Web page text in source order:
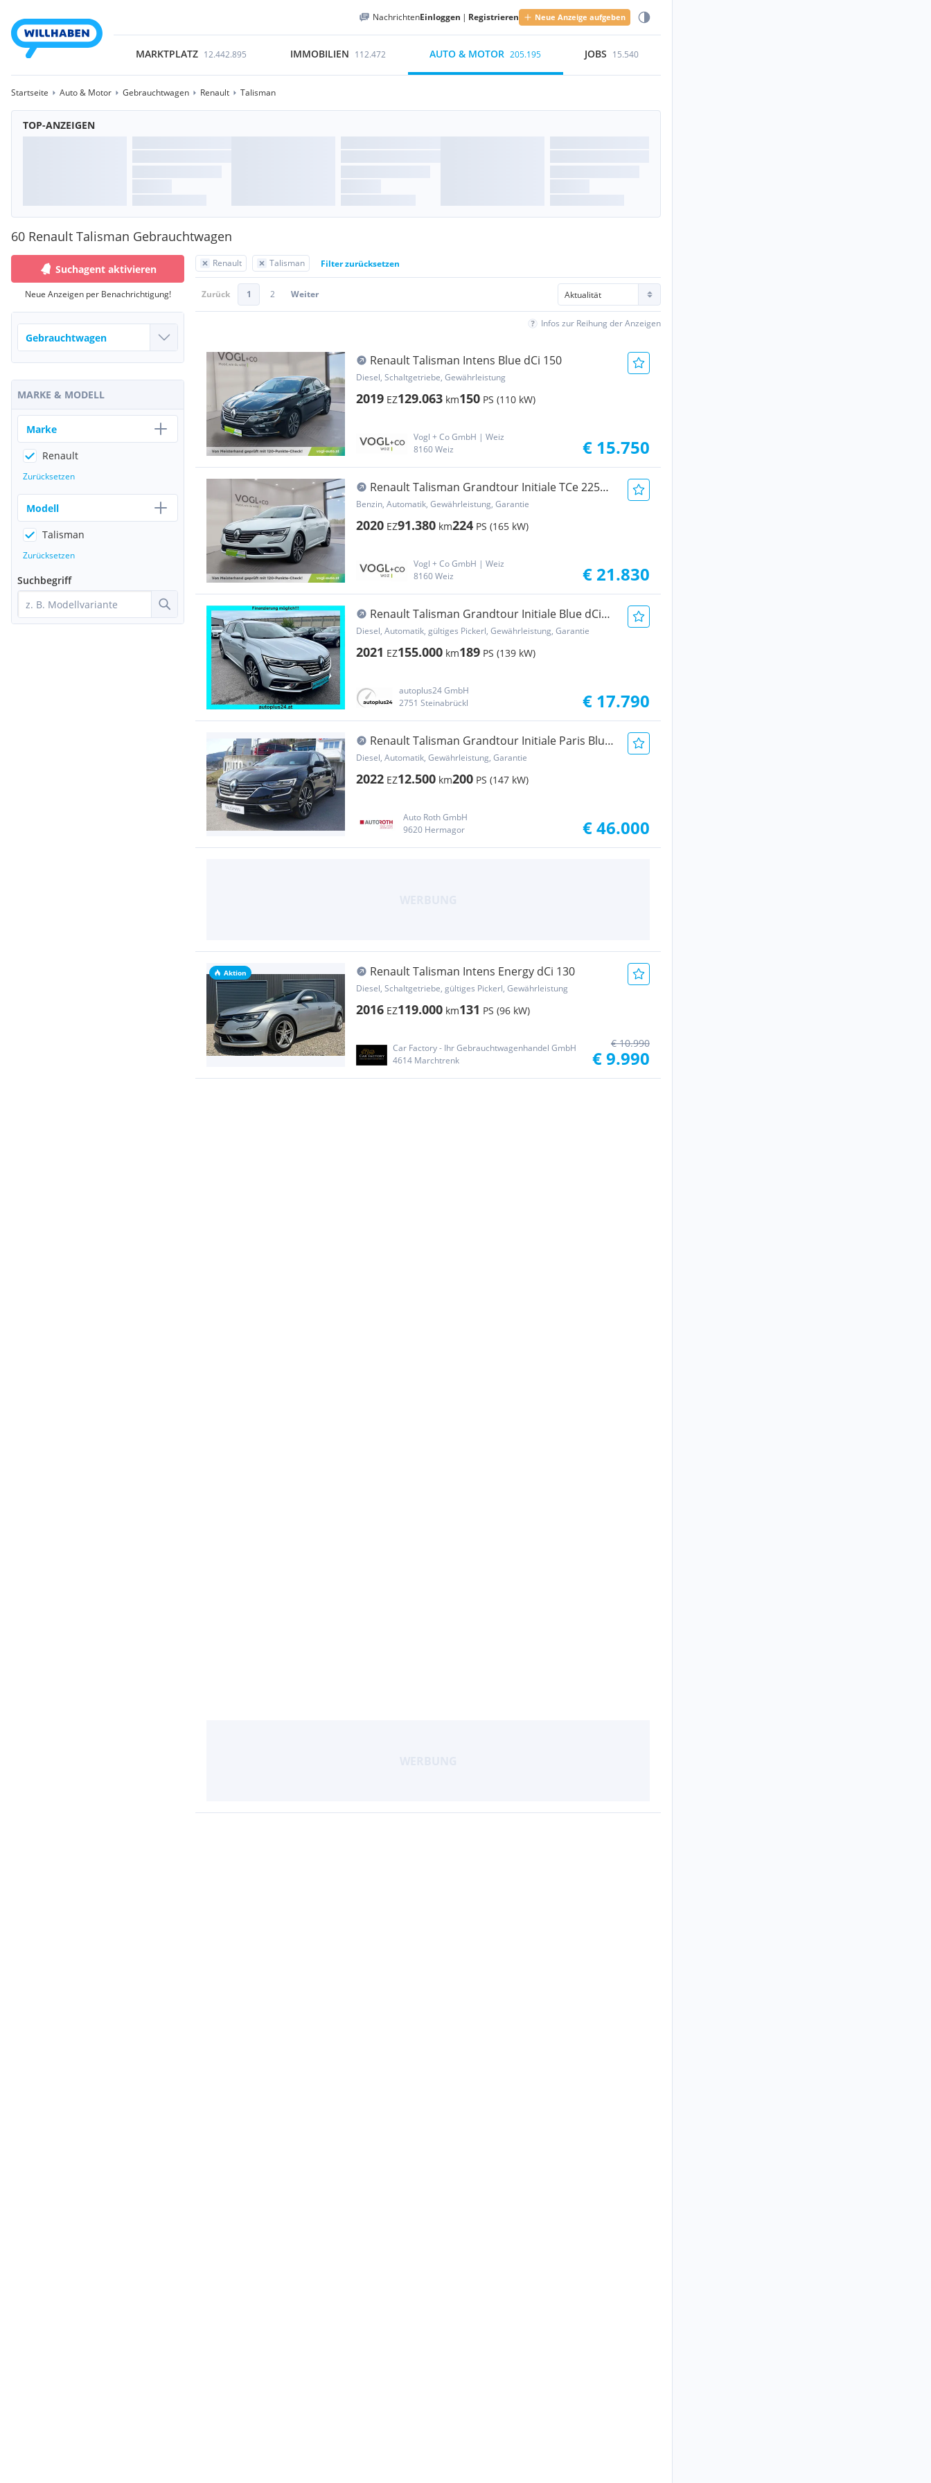
NachrichtenEinloggen | Registrieren Neue Anzeige aufgeben
MARKTPLATZ 12.442.895 IMMOBILIEN 112.472 AUTO & MOTOR 205.195 JOBS 15.540
Startseite Auto & Motor Gebrauchtwagen Renault Talisman
TOP-ANZEIGEN
60 Renault Talisman Gebrauchtwagen
Renault Talisman Filter zurücksetzen
Zurück 1 2 Weiter
Infos zur Reihung der Anzeigen
Renault Talisman Intens Blue dCi 150
Diesel, Schaltgetriebe, Gewährleistung
2019 EZ129.063 km150 PS (110 kW)
Vogl + Co GmbH | Weiz
8160 Weiz
€ 15.750
Renault Talisman Grandtour Initiale TCe 225
EDC PF
Benzin, Automatik, Gewährleistung, Garantie
2020 EZ91.380 km224 PS (165 kW)
Vogl + Co GmbH | Weiz
8160 Weiz
€ 21.830
Renault Talisman Grandtour Initiale Blue dCi
190 EDC
Diesel, Automatik, gültiges Pickerl, Gewährleistung, Garantie
2021 EZ155.000 km189 PS (139 kW)
autoplus24 GmbH
2751 Steinabrückl
€ 17.790
Renault Talisman Grandtour Initiale Paris Blue
dCi 190
Diesel, Automatik, Gewährleistung, Garantie
2022 EZ12.500 km200 PS (147 kW)
Auto Roth GmbH
9620 Hermagor
€ 46.000
Aktion Renault Talisman Intens Energy dCi 130
Diesel, Schaltgetriebe, gültiges Pickerl, Gewährleistung
2016 EZ119.000 km131 PS (96 kW)
Car Factory - Ihr Gebrauchtwagenhandel GmbH
4614 Marchtrenk
€ 10.990
€ 9.990
Suchagent aktivieren
Neue Anzeigen per Benachrichtigung!
MARKE & MODELL
Marke
Renault
Zurücksetzen
Modell
Talisman
Zurücksetzen
Suchbegriff